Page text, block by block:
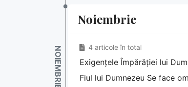
Noiembrie
4 articole în total
Exigențele Împărăției lui
Fiul lui Dumnezeu Se face